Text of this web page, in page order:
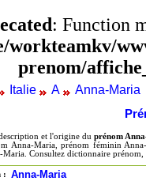
: Function
workteamkv/
prenom/
Italie A Anna-Maria
et l'origine du prénom
Anna-Maria, prénom féminin
Maria. Consultez dictionnaire
: Anna-Maria